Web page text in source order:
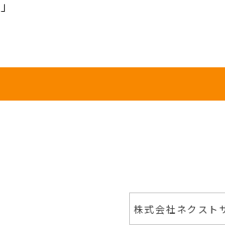
株式会社ネクスト